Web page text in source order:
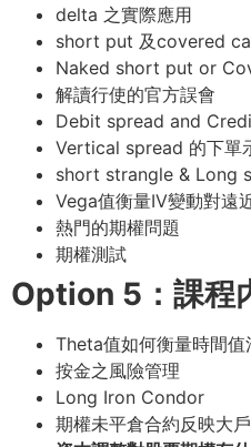
delta 之實際應用
short put 及covered
Naked short put or
解讀行使的官方誤會
Debit spread and
Vertical spread 的下單
short strangle & Long
Vega值衡量IV變動對遠
熱門的期權問題
期權測試
Option 5：課程
Theta值如何衡量時間值
按金之風險管理
Long Iron Condor
期權未平倉合約反映大